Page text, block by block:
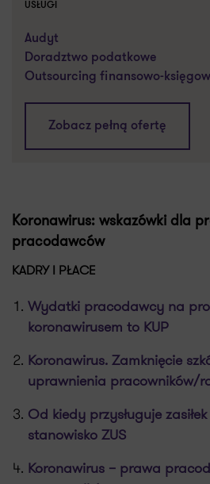
USŁUGI
Audyt
Doradztwo podatkowe
Outsourcing finansowo-
Zobacz pełną ofertę
Koronawirus: wskazówki dla
pracodawców
KADRY I PŁACE
Wydatki pracodawcy na
koronawirusem to KUP
Koronawirus. Zamknięcie
uprawnienia pracowników/
Od kiedy przysługuje
stanowisko ZUS
Koronawirus – prawa